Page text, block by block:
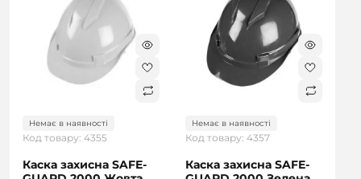
Немає в наявності
Код товару: 4355
Каска захисна SAFE-
Немає в наявності
Код товару: 4357
Каска захисна SAFE-